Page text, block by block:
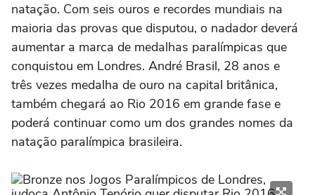
natação. Com seis ouros e recordes mundiais na
maioria das provas que disputou, o nadador deverá
aumentar a marca de medalhas paralímpicas que
conquistou em Londres. André Brasil, 28 anos e
três vezes medalha de ouro na capital britânica,
também chegará ao Rio 2016 em grande fase e
poderá continuar como um dos grandes nomes da
natação paralímpica brasileira.